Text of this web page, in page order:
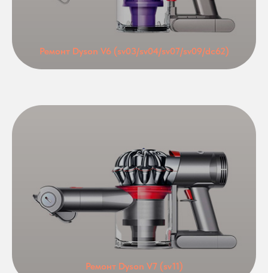
Ремонт Dyson V6 (sv03/sv04/sv07/sv09/dc62)
Ремонт Dyson V7 (sv11)